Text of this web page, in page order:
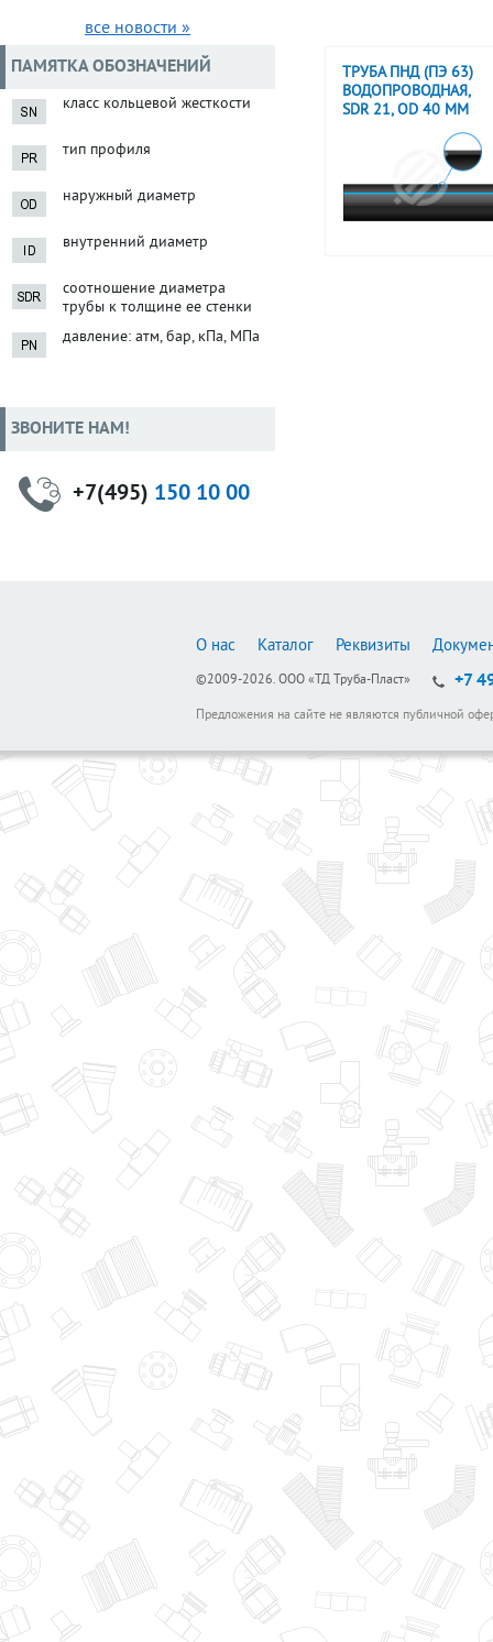
ТРУБА ПНД (ПЭ 63)
ВОДОПРОВОДНАЯ,
SDR 21, OD 40 ММ
все новости »
ПАМЯТКА ОБОЗНАЧЕНИЙ
класс кольцевой жесткости
тип профиля
наружный диаметр
внутренний диаметр
соотношение диаметра
трубы к толщине ее стенки
давление: атм, бар, кПа, МПа
ЗВОНИТЕ НАМ!
+7(495) 150 10 00
О нас Каталог Реквизиты
©2009-2026. ООО «ТД Труба-Пласт» +7
Предложения на сайте не являются публичной